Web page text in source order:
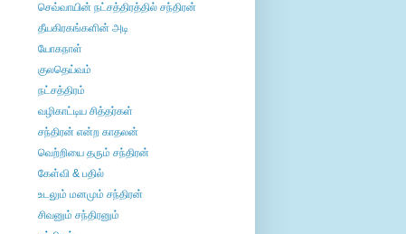
செவ்வாயின் நட்சத்திரத்தில் சந்திரன்
தீயகிரகங்களின் அடி
யோகநாள்
குலதெய்வம்
நட்சத்திரம்
வழிகாட்டிய சித்தர்கள்
சந்திரன் என்ற காதலன்
வெற்றியை தரும் சந்திரன்
கேள்வி & பதில்
உடலும் மனமும் சந்திரன்
சிவனும் சந்திரனும்